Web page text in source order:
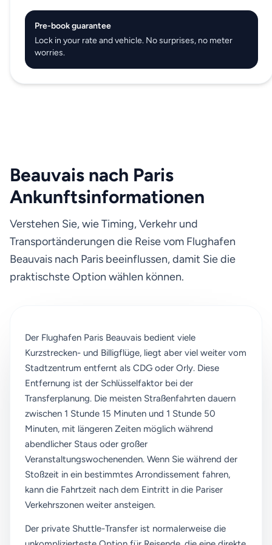
Pre-book guarantee
Lock in your rate and vehicle. No surprises, no meter
worries.
Beauvais nach Paris
Ankunftsinformationen
Verstehen Sie, wie Timing, Verkehr und
Transportänderungen die Reise vom Flughafen
Beauvais nach Paris beeinflussen, damit Sie die
praktischste Option wählen können.
Der Flughafen Paris Beauvais bedient viele
Kurzstrecken- und Billigflüge, liegt aber viel weiter vom
Stadtzentrum entfernt als CDG oder Orly. Diese
Entfernung ist der Schlüsselfaktor bei der
Transferplanung. Die meisten Straßenfahrten dauern
zwischen 1 Stunde 15 Minuten und 1 Stunde 50
Minuten, mit längeren Zeiten möglich während
abendlicher Staus oder großer
Veranstaltungswochenenden. Wenn Sie während der
Stoßzeit in ein bestimmtes Arrondissement fahren,
kann die Fahrtzeit nach dem Eintritt in die Pariser
Verkehrszonen weiter ansteigen.
Der private Shuttle-Transfer ist normalerweise die